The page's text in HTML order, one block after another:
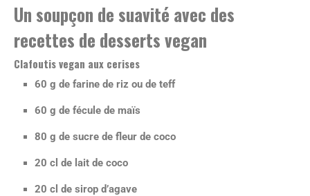
Un soupçon de suavité avec des
recettes de desserts vegan
Clafoutis vegan aux cerises
60 g de farine de riz ou de teff
60 g de fécule de maïs
80 g de sucre de fleur de coco
20 cl de lait de coco
20 cl de sirop d’agave